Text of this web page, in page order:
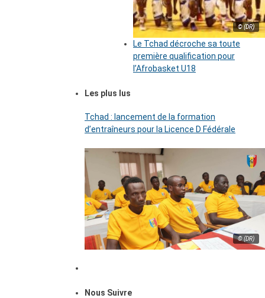
© (DR)
Le Tchad décroche sa toute
première qualification pour
l’Afrobasket U18
Les plus lus
Tchad : lancement de la formation
d’entraîneurs pour la Licence D Fédérale
© (DR)
Nous Suivre